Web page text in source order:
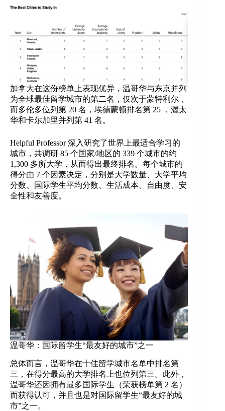
加拿大在这份榜单上表现优异，温哥华与东京并列
为全球最佳留学城市的第二名，仅次于蒙特利尔，
而多伦多位列第 20 名，埃德蒙顿排名第 25 ，渥太
华和卡尔加里并列第 41 名。
Helpful Professor 深入研究了世界上最适合学习的
城市，共调研 85 个国家/地区的 339 个城市的约
1,300 多所大学，从而得出最终排名。每个城市的
得分由 7 个因素决定，分别是大学数量、大学平均
分数、国际学生平均分数、生活成本、自由度、安
全性和友善度。
温哥华：国际留学生“最友好的城市”之一
总体而言，温哥华在十佳留学城市名单中排名第
三，在得分最高的大学排名上也位列第三。此外，
温哥华还因拥有最多国际学生（荣获榜单第 2 名）
而获得认可，并且也是对国际留学生“最友好的城
市”之一。